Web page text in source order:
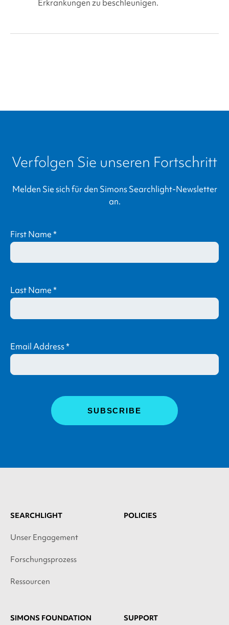
Erkrankungen zu beschleunigen.
Verfolgen Sie unseren Fortschritt
Melden Sie sich für den Simons Searchlight-Newsletter
an.
First Name*
Last Name*
Email Address*
SEARCHLIGHT
Unser Engagement
Forschungsprozess
Ressourcen
POLICIES
SIMONS FOUNDATION SUPPORT